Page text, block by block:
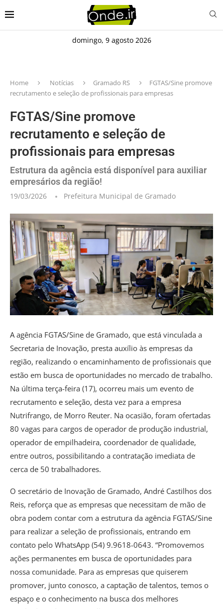
domingo, 9 agosto 2026
Home Notícias Gramado RS
FGTAS/Sine promove
recrutamento e seleção de profissionais para empresas
FGTAS/Sine promove
recrutamento e seleção de
profissionais para empresas
Estrutura da agência está disponível para auxiliar
empresários da região!
19/03/2026 Prefeitura Municipal de Gramado
A agência FGTAS/Sine de Gramado, que está vinculada a
Secretaria de Inovação, presta auxílio às empresas da
região, realizando o encaminhamento de profissionais que
estão em busca de oportunidades no mercado de trabalho.
Na última terça-feira (17), ocorreu mais um evento de
recrutamento e seleção, desta vez para a empresa
Nutrifrango, de Morro Reuter. Na ocasião, foram ofertadas
80 vagas para cargos de operador de produção industrial,
operador de empilhadeira, coordenador de qualidade,
entre outros, possibilitando a contratação imediata de
cerca de 50 trabalhadores.
O secretário de Inovação de Gramado, André Castilhos dos
Reis, reforça que as empresas que necessitam de mão de
obra podem contar com a estrutura da agência FGTAS/Sine
para realizar a seleção de profissionais, entrando em
contato pelo WhatsApp (54) 9.9618-0643. “Promovemos
ações permanentes em busca de oportunidades para
nossa comunidade. Para as empresas que quiserem
promover, junto conosco, a captação de talentos, temos o
espaço e o conhecimento na busca dos melhores